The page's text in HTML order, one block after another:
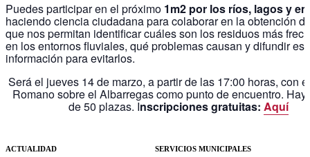
Puedes participar en el próximo 1m2 por los ríos, lagos y
haciendo ciencia ciudadana para colaborar en la obtención
que nos permitan identificar cuáles son los residuos más
en los entornos fluviales, qué problemas causan y difundir
información para evitarlos.
Será el jueves 14 de marzo, a partir de las 17:00 horas, con
Romano sobre el Albarregas como punto de encuentro. Hay
de 50 plazas. Inscripciones gratuitas: Aquí
ACTUALIDAD SERVICIOS MUNICIPALES